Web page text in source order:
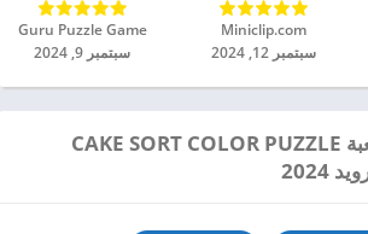
Miniclip.com‏
سبتمبر 12, 2024
Guru Puzzle Game‏
سبتمبر 9, 2024
العلامات لـ تحميل لعبة CAKE SORT COLOR PUZZLE